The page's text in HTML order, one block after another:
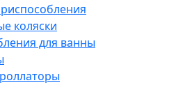
коляски
для ванны